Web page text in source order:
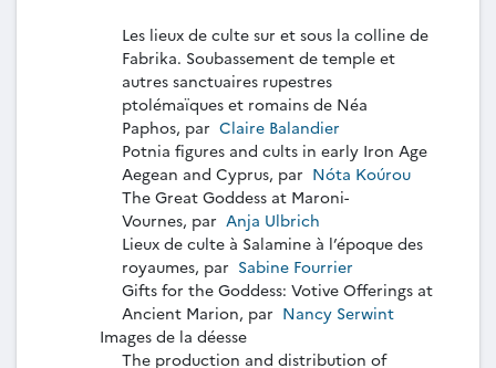
Les lieux de culte sur et sous la colline de
Fabrika. Soubassement de temple et
autres sanctuaires rupestres
ptolémaïques et romains de Néa
Paphos, par Claire Balandier
Potnia figures and cults in early Iron Age
Aegean and Cyprus, par Nóta Koúrou
The Great Goddess at Maroni-
Vournes, par Anja Ulbrich
Lieux de culte à Salamine à l’époque des
royaumes, par Sabine Fourrier
Gifts for the Goddess: Votive Offerings at
Ancient Marion, par Nancy Serwint
Images de la déesse
The production and distribution of